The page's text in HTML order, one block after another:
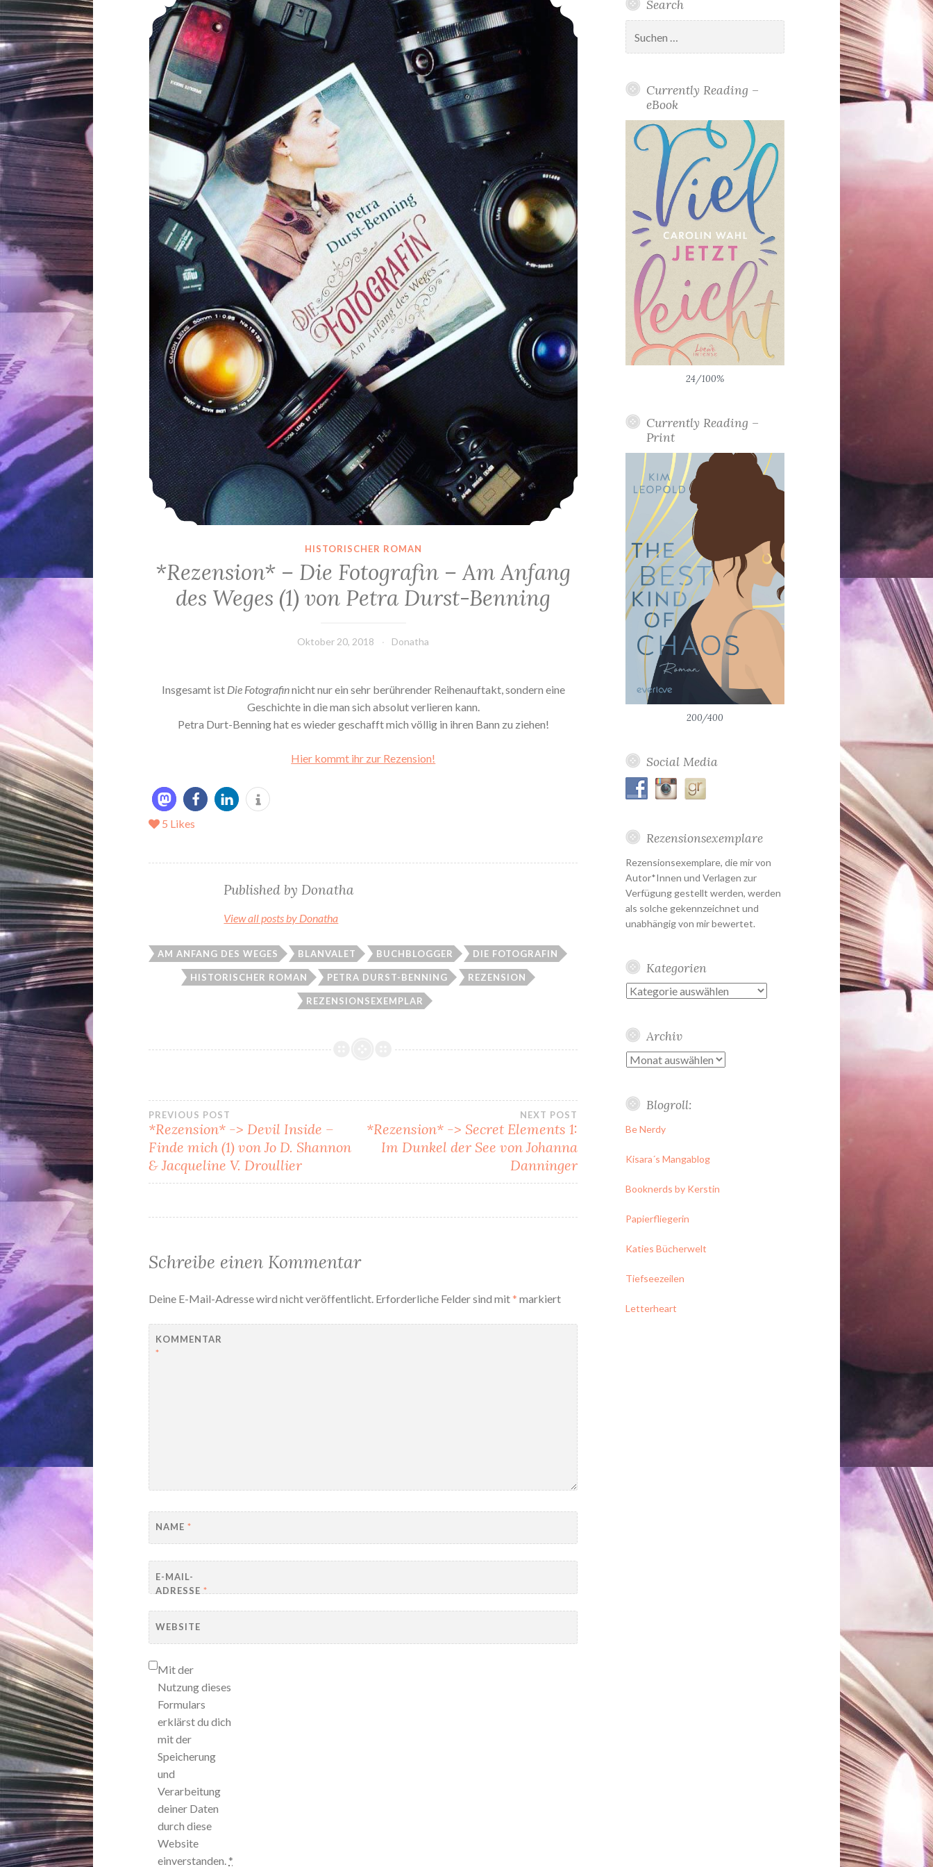
HISTORISCHER ROMAN
*Rezension* – Die Fotografin – Am Anfang
des Weges (1) von Petra Durst-Benning
Oktober 20, 2018 Donatha
Insgesamt ist Die Fotografinnicht nur ein sehr berührender Reihenauftakt, sondern eine
Geschichte in die man sich absolut verlieren kann.
Petra Durt-Benning hat es wieder geschafft mich völlig in ihren Bann zu ziehen!
Hier kommt ihr zur Rezension!
5 Likes
Published by Donatha
View all posts by Donatha
AM ANFANG DES WEGES BLANVALET BUCHBLOGGER DIE FOTOGRAFIN
HISTORISCHER ROMAN PETRA DURST-BENNING REZENSION
REZENSIONSEXEMPLAR
Beitragsnavigation
PREVIOUS POST
*Rezension* -> Devil Inside –
Finde mich (1) von Jo D. Shannon
& Jacqueline V. Droullier
NEXT POST
*Rezension* -> Secret Elements 1:
Im Dunkel der See von Johanna
Danninger
Schreibe einen Kommentar
Deine E-Mail-Adresse wird nicht veröffentlicht. Erforderliche Felder sind mit* markiert
KOMMENTAR
*
NAME*
E-MAIL-
ADRESSE*
WEBSITE
Mit der
Nutzung dieses
Formulars
erklärst du dich
mit der
Speicherung
und
Verarbeitung
deiner Daten
durch diese
Website
einverstanden. *
Search
nach:
Currently Reading –
eBook
24/100%
Currently Reading –
Print
200/400
Social Media
Rezensionsexemplare
Rezensionsexemplare, die mir von
Autor*Innen und Verlagen zur
Verfügung gestellt werden, werden
als solche gekennzeichnet und
unabhängig von mir bewertet.
Kategorien
Kategorien
Archiv
Archiv
Blogroll:
Be Nerdy
Kisara´s Mangablog
Booknerds by Kerstin
Papierfliegerin
Katies Bücherwelt
Tiefseezeilen
Letterheart